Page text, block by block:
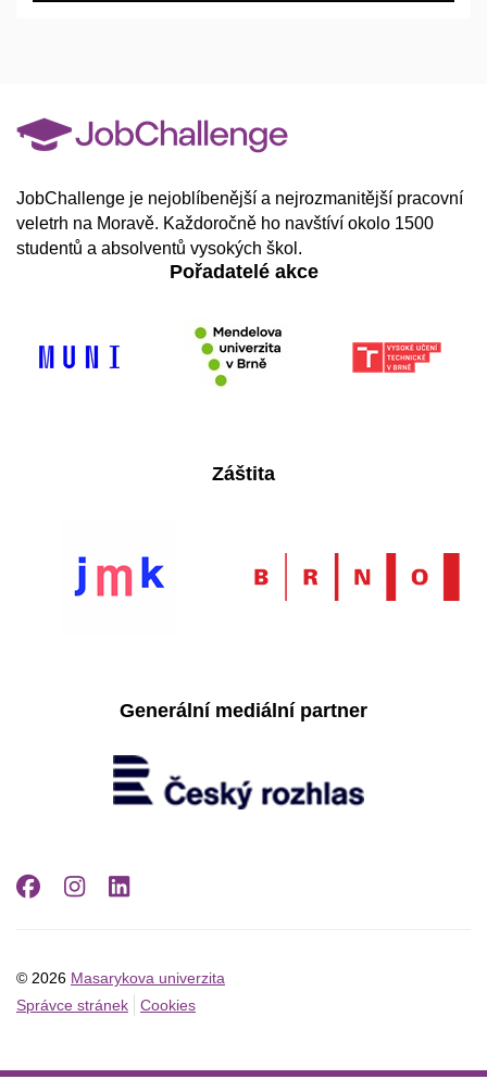
JobChallenge je nejoblíbenější a nejrozmanitější pracovní
veletrh na Moravě. Každoročně ho navštíví okolo 1500
studentů a absolventů vysokých škol.
Pořadatelé akce
Záštita
Generální mediální partner
© 2026 Masarykova univerzita
Správce stránek
Cookies
Facebook
Instagram